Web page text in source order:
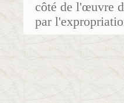
côté de l'œuvre
par